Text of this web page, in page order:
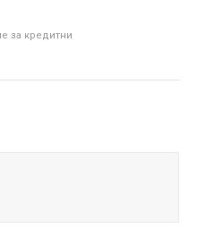
за кредитни